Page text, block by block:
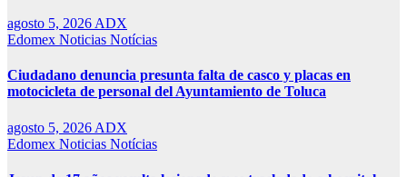
agosto 5, 2026 ADX
Edomex Noticias Notícias
Ciudadano denuncia presunta falta de casco y placas en
motocicleta de personal del Ayuntamiento de Toluca
agosto 5, 2026 ADX
Edomex Noticias Notícias